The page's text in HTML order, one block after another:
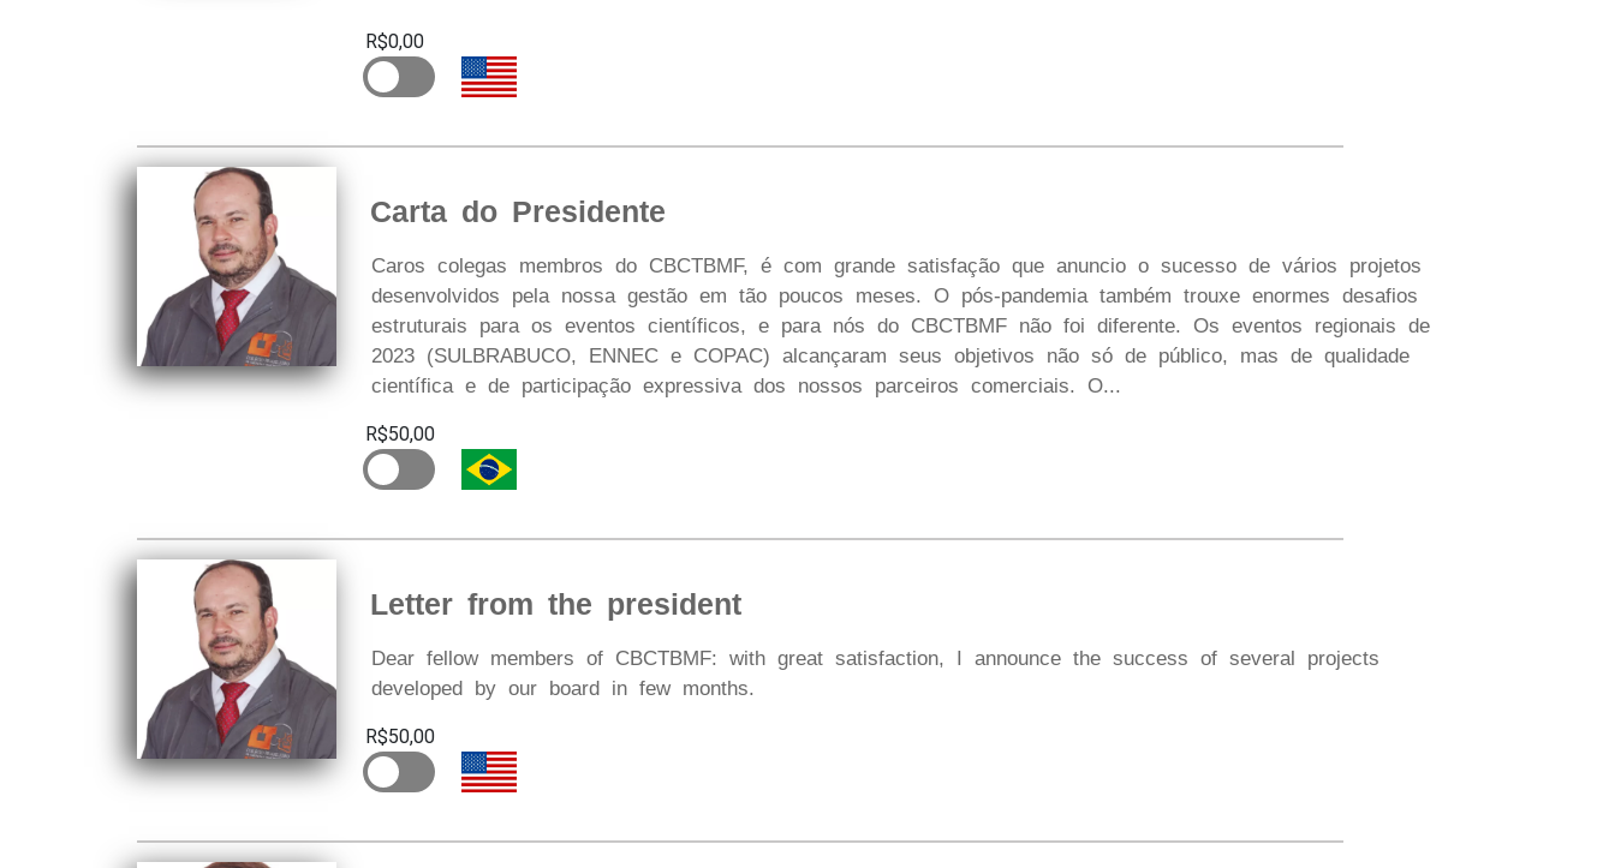
R$0,00
Carta do Presidente
Caros colegas membros do CBCTBMF, é com grande satisfação que anuncio o sucesso de vários projetos
desenvolvidos pela nossa gestão em tão poucos meses. O pós-pandemia também trouxe enormes desafios
estruturais para os eventos científicos, e para nós do CBCTBMF não foi diferente. Os eventos regionais de
2023 (SULBRABUCO, ENNEC e COPAC) alcançaram seus objetivos não só de público, mas de qualidade
científica e de participação expressiva dos nossos parceiros comerciais. O...
R$50,00
Letter from the president
Dear fellow members of CBCTBMF: with great satisfaction, I announce the success of several projects
developed by our board in few months.
R$50,00